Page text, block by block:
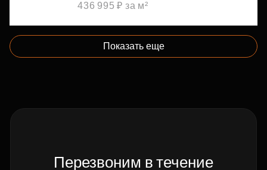
436 995 ₽ за м²
Показать еще
Перезвоним в течение